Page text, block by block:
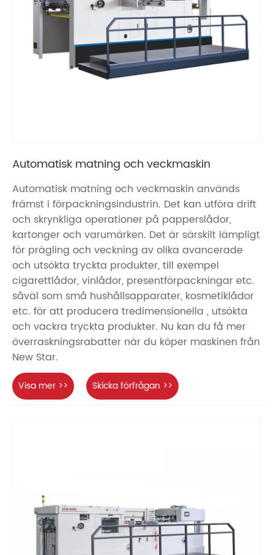
Automatisk matning och veckmaskin
Automatisk matning och veckmaskin används
främst i förpackningsindustrin. Det kan utföra drift
och skrynkliga operationer på papperslådor,
kartonger och varumärken. Det är särskilt lämpligt
för prägling och veckning av olika avancerade
och utsökta tryckta produkter, till exempel
cigarettlådor, vinlådor, presentförpackningar etc.
såväl som små hushållsapparater, kosmetiklådor
etc. för att producera tredimensionella , utsökta
och vackra tryckta produkter. Nu kan du få mer
överraskningsrabatter när du köper maskinen från
New Star.
Visa mer >> Skicka förfrågan >>